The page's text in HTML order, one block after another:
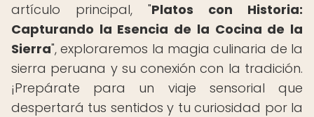
artículo principal, "Platos con Historia:
Capturando la Esencia de la Cocina de la
Sierra", exploraremos la magia culinaria de la
sierra peruana y su conexión con la tradición.
¡Prepárate para un viaje sensorial que
despertará tus sentidos y tu curiosidad por la